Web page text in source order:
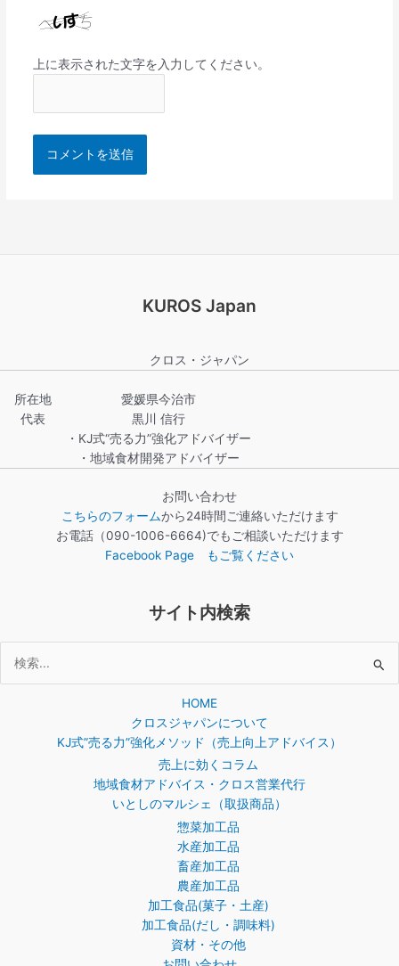
上に表示された文字を入力してください。
KUROS Japan
クロス・ジャパン
所在地
代表
愛媛県今治市
黒川 信行
・KJ式“売る力”強化アドバイザー
・地域食材開発アドバイザー
お問い合わせ
こちらのフォームから24時間ご連絡いただけます
お電話（090-1006-6664)でもご相談いただけます
Facebook Page もご覧ください
サイト内検索
索
HOME
クロスジャパンについて
KJ式”売る力”強化メソッド（売上向上アドバイス）
売上に効くコラム
地域食材アドバイス・クロス営業代行
いとしのマルシェ（取扱商品）
惣菜加工品
水産加工品
畜産加工品
農産加工品
加工食品(菓子・土産)
加工食品(だし・調味料)
資材・その他